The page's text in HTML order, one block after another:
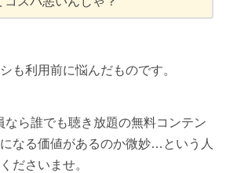
も利用前に悩んだものです。
なら誰でも聴き放題の無料コンテン
なる価値があるのか微妙…という人
ださいませ。